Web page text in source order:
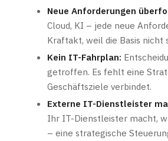
Neue Anforderungen
Cloud, KI – jede neue
Kraftakt, weil die Basis nicht
Kein IT-Fahrplan:
getroffen. Es fehlt eine
Geschäftsziele verbindet.
Externe IT-Dienstleister
Ihr IT-Dienstleister macht,
– eine strategische